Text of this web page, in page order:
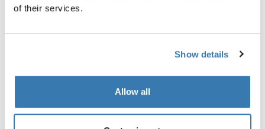
of their services.
Show details
Allow all
Toggle features
Todas las características